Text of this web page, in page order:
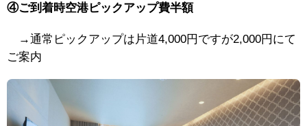
④ご到着時空港ピックアップ費半額
→通常ピックアップは片道4,000円ですが2,000円にて
ご案内